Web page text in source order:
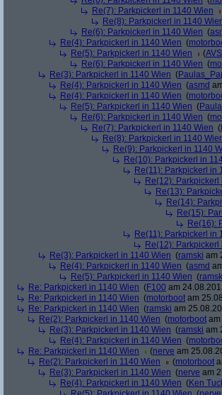
Re(7): Parkpickerl in 1140 Wien
Re(8): Parkpickerl in 1140
Re(6): Parkpickerl in 1140 Wien (
Re(4): Parkpickerl in 1140 Wien (
Re(5): Parkpickerl in 1140 Wien
(
Re(6): Parkpickerl in 1140 Wien (
Re(3): Parkpickerl in 1140 Wien (
Re(4): Parkpickerl in 1140 Wien (asmd
Re(4): Parkpickerl in 1140 Wien (
Re(5): Parkpickerl in 1140 Wien (
Re(6): Parkpickerl in 1140 Wien (
Re(7): Parkpickerl in 1140 Wien (
Re(8): Parkpickerl in 1140
Re(9): Parkpickerl in 1140
Re(10): Parkpickerl in
Re(11): Parkpickerl in
Re(12): Parkpickerl
Re(13):
Re(14):
Re(15):
Re(16):
Re(11): Parkpickerl in
Re(12): Parkpickerl
Re(3): Parkpickerl in 1140 Wien (ramski am
Re(4): Parkpickerl in 1140 Wien (asmd
Re(5): Parkpickerl in 1140 Wien (
Re: Parkpickerl in 1140 Wien (F100 am
Re: Parkpickerl in 1140 Wien (motorboot am
Re: Parkpickerl in 1140 Wien (ramski am
Re(2): Parkpickerl in 1140 Wien (motorboot am
Re(3): Parkpickerl in 1140 Wien (ramski am
Re(4): Parkpickerl in 1140 Wien (
Re: Parkpickerl in 1140 Wien
(nerve am
Re(2): Parkpickerl in 1140 Wien
(motorboot
Re(3): Parkpickerl in 1140 Wien (nerve am
Re(4): Parkpickerl in 1140 Wien (Ken